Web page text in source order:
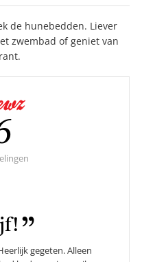
de hunebedden. Liever
zwembad of geniet van
gegeten. Alleen